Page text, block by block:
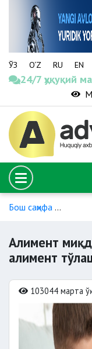
ЎЗ O‘Z RU EN
24/7 ҳуқуқий
Бош саҳифа
Алимент
алимент
103044 марта